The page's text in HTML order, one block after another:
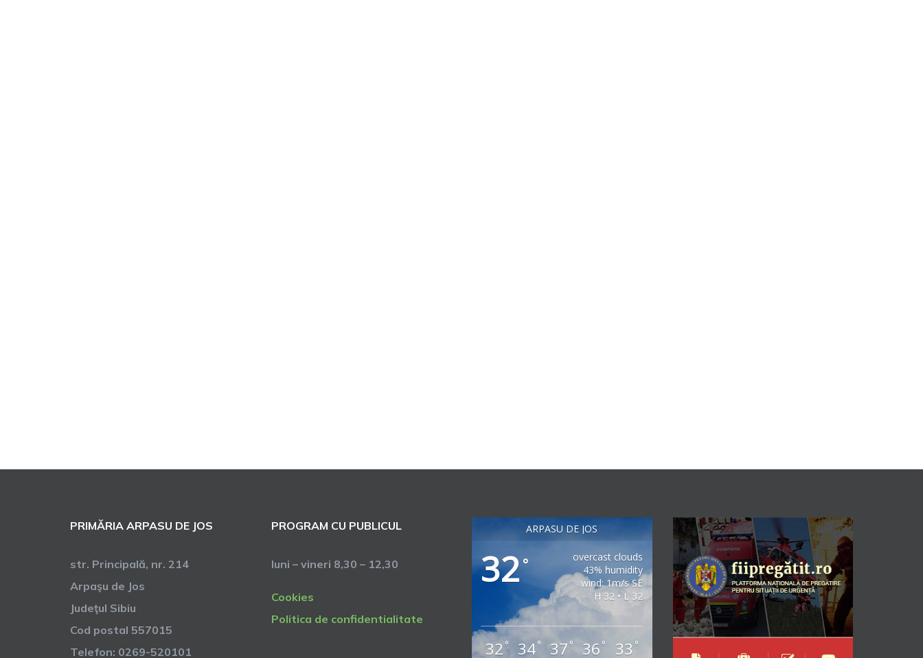
PRIMĂRIA ARPASU DE JOS
str. Principală, nr. 214
Arpaşu de Jos
Judeţul Sibiu
Cod postal 557015
Telefon: 0269-520101
PROGRAM CU PUBLICUL
luni – vineri 8,30 – 12,30
Cookies
Politica de confidentialitate
ARPASU DE JOS
32°
overcast clouds
43% humidity
wind: 1m/s SE
H 32 • L 32
32 ° 34° 37 ° 36 ° 33 °